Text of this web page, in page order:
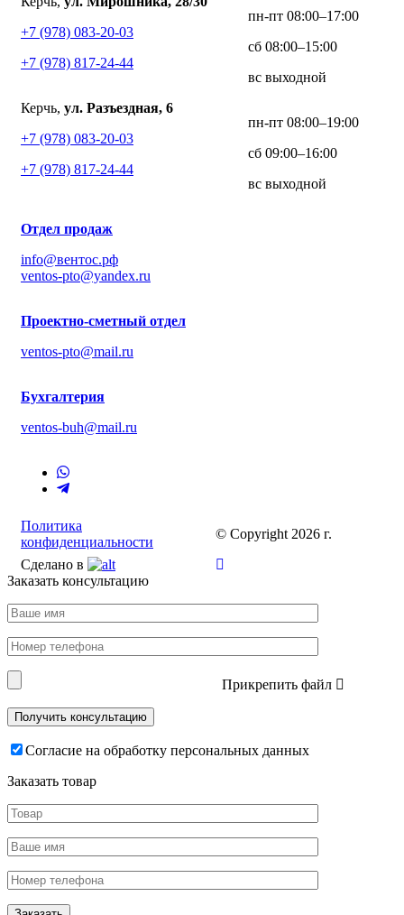
+7 (978) 083-20-03
+7 (978) 817-24-44
пн-пт 08:00–17:00
сб 08:00–15:00
вс выходной
Керчь, ул. Разъездная, 6
+7 (978) 083-20-03
+7 (978) 817-24-44
пн-пт 08:00–19:00
сб 09:00–16:00
вс выходной
Отдел продаж
info@вентос.рф
ventos-pto@yandex.ru
Проектно-сметный отдел
ventos-pto@mail.ru
Бухгалтерия
ventos-buh@mail.ru
Политика
конфиденциальности
© Copyright 2026 г.
Сделано в
Заказать консультацию
Прикрепить файл
Согласие на обработку персональных данных
Заказать товар